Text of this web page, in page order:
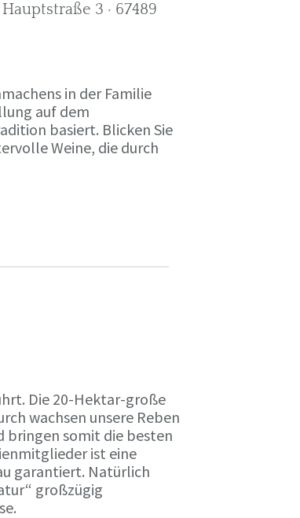
3 · 67489
in der Familie
auf dem
basiert. Blicken Sie
Weine, die durch
Die 20-Hektar-große
wachsen unsere Reben
bringen somit die besten
ist eine
garantiert. Natürlich
großzügig